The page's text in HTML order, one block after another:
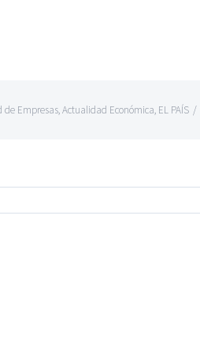
de Empresas,Actualidad Económica, EL PAÍS /